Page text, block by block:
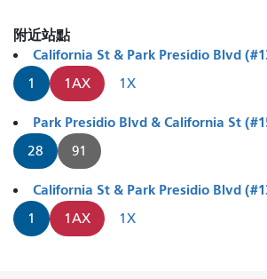
附近站點
California St & Park Presidio Blvd
1 1AX 1X
Park Presidio Blvd & California St
28 91
California St & Park Presidio Blvd
1 1AX 1X